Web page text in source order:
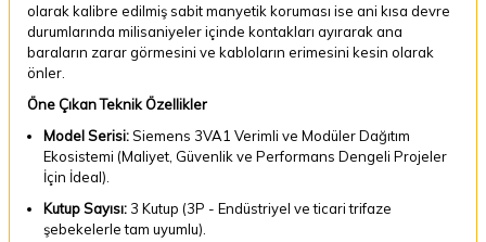
olarak kalibre edilmiş sabit manyetik koruması ise ani kısa devre
durumlarında milisaniyeler içinde kontakları ayırarak ana
baraların zarar görmesini ve kabloların erimesini kesin olarak
önler.
Öne Çıkan Teknik Özellikler
Model Serisi:Siemens 3VA1 Verimli ve Modüler Dağıtım
Ekosistemi (Maliyet, Güvenlik ve Performans Dengeli Projeler
İçin İdeal).
Kutup Sayısı: 3 Kutup (3P - Endüstriyel ve ticari trifaze
şebekelerle tam uyumlu).